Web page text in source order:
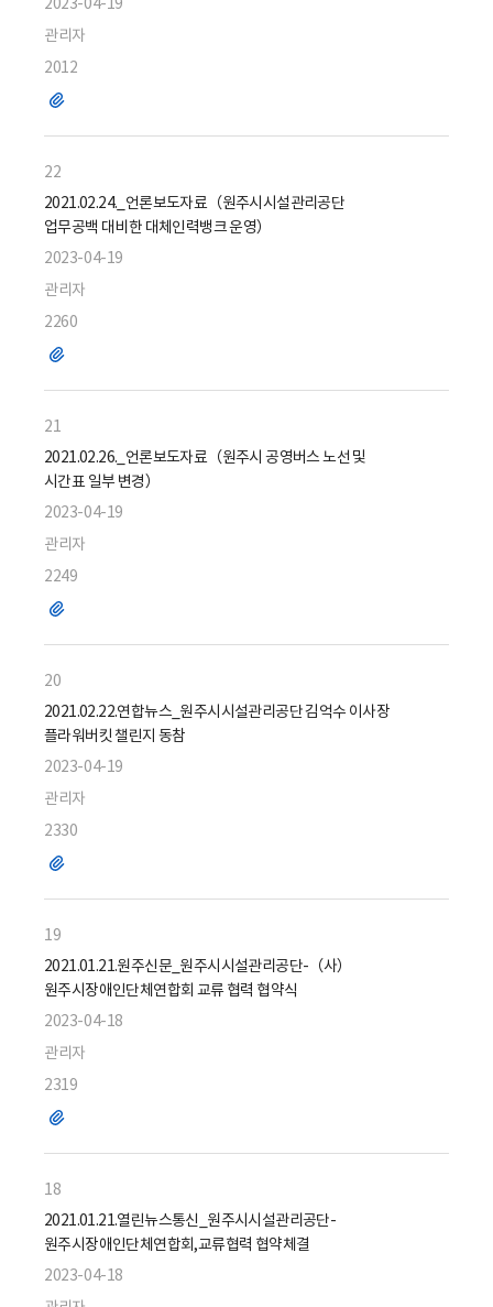
관리자
2012
파
22
2021.02.24._언론보도자료（원주시시설관리공단
업무공백 대비한 대체인력뱅크 운영）
2023-04-19
관리자
2260
파
21
2021.02.26._언론보도자료（원주시 공영버스 노선 및
시간표 일부 변경）
2023-04-19
관리자
2249
파
20
2021.02.22.연합뉴스_원주시시설관리공단 김억수 이사장
플라워버킷 챌린지 동참
2023-04-19
관리자
2330
파
19
2021.01.21.원주신문_원주시시설관리공단-（사）
원주시장애인단체연합회 교류 협력 협약식
2023-04-18
관리자
2319
파
18
2021.01.21.열린뉴스통신_원주시시설관리공단-
원주시장애인단체연합회,교류협력 협약체결
2023-04-18